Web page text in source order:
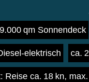
qm Sonnendeck
elektrisch ca.
Reise ca. 18 kn,